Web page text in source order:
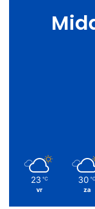
23 ℃
vr
30 ℃
za